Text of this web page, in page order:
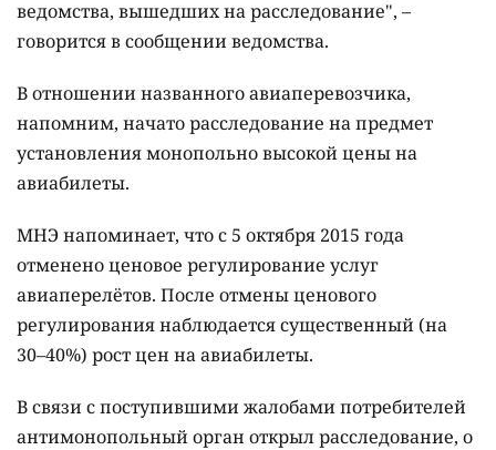
ведомства, вышедших на расследование", –
говорится в сообщении ведомства.
В отношении названного авиаперевозчика,
напомним, начато расследование на предмет
установления монопольно высокой цены на
авиабилеты.
МНЭ напоминает, что с 5 октября 2015 года
отменено ценовое регулирование услуг
авиаперелётов. После отмены ценового
регулирования наблюдается существенный (на
30–40%) рост цен на авиабилеты.
В связи с поступившими жалобами потребителей
антимонопольный орган открыл расследование, о